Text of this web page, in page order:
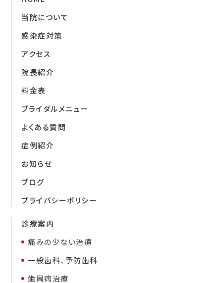
当院について
感染症対策
アクセス
院長紹介
料金表
ブライダルメニュー
よくある質問
症例紹介
お知らせ
ブログ
プライバシーポリシー
診療案内
痛みの少ない治療
一般歯科、予防歯科
歯周病治療